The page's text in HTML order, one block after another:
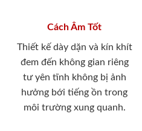
Cách Âm Tốt
Thiết kế dày dặn và kín khít
đem đến không gian riêng
tư yên tĩnh không bị ảnh
hưởng bới tiếng ồn trong
môi trường xung quanh.